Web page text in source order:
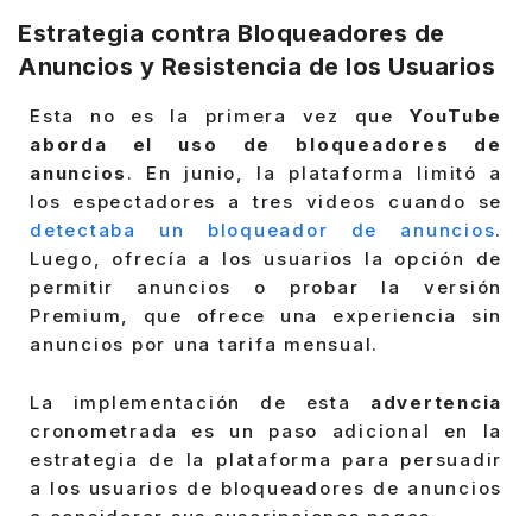
Estrategia contra Bloqueadores de
Anuncios y Resistencia de los Usuarios
Esta no es la primera vez que
YouTube
aborda el uso de bloqueadores de
anuncios . En junio, la plataforma limitó a
los espectadores a tres videos cuando se
detectaba un bloqueador de anuncios.
Luego, ofrecía a los usuarios la opción de
permitir anuncios o probar la versión
Premium, que ofrece una experiencia sin
anuncios por una tarifa mensual.
La implementación de esta advertencia
cronometrada es un paso adicional en la
estrategia de la plataforma para persuadir
a los usuarios de bloqueadores de anuncios